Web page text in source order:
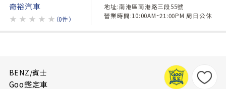
奇裕汽車
★ ★ ★ ★ ★ （0件）
地址:南港區南港路三段55號
營業時間:10:00AM~21:00PM 周日公休
BENZ/賓士
Goo鑑定車